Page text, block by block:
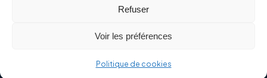
Refuser
Voir les préférences
Politique de cookies
avec ♥